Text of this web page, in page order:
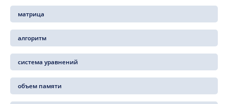
матрица
алгоритм
система уравнений
объем памяти